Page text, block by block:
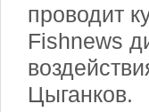
проводит
Fishnews
Цыганков.